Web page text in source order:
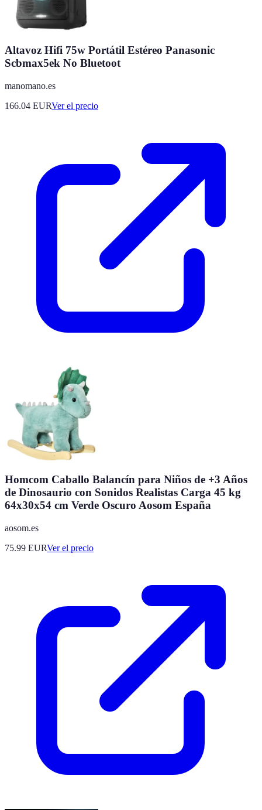
Altavoz Hifi 75w Portátil Estéreo Panasonic
Scbmax5ek No Bluetoot
manomano.es
166.04 EURVer el precio
Homcom Caballo Balancín para Niños de +3 Años
de Dinosaurio con Sonidos Realistas Carga 45 kg
64x30x54 cm Verde Oscuro Aosom España
aosom.es
75.99 EURVer el precio